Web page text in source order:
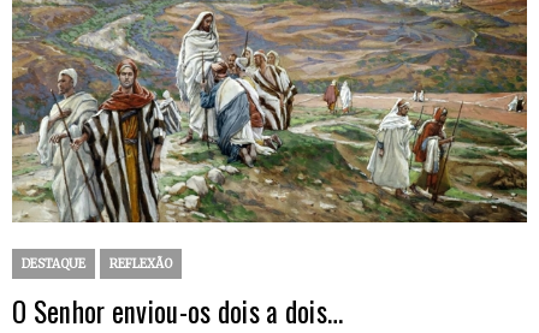
DESTAQUE REFLEXÃO
O Senhor enviou-os dois a dois…